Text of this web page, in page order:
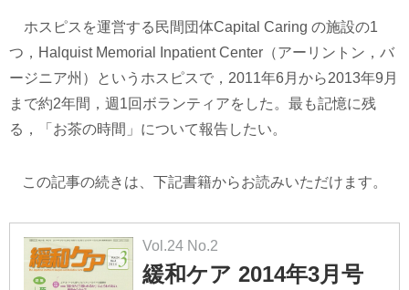
ホスピスを運営する民間団体Capital Caring の施設の1
つ，Halquist Memorial Inpatient Center（アーリントン，バ
ージニア州）というホスピスで，2011年6月から2013年9月
まで約2年間，週1回ボランティアをした。最も記憶に残
る，「お茶の時間」について報告したい。
この記事の続きは、下記書籍からお読みいただけます。
Vol.24 No.2
緩和ケア 2014年3月号